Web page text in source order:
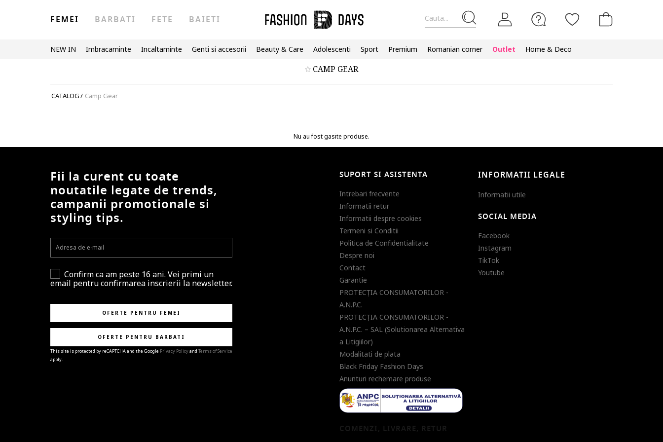
Cauta...
FEMEI BARBATI FETE BAIETI
NEW IN Imbracaminte Incaltaminte Genti si accesorii Beauty & Care Adolescenti Sport Premium Romanian corner Outlet Home & Deco
CAMP GEAR
CATALOG/ Camp Gear
Nu au fost gasite produse.
Fii la curent cu toate
noutatile legate de trends,
campanii promotionale si
styling tips.
Confirm ca am peste 16 ani. Vei primi un
email pentru confirmarea inscrierii la newsletter.
OFERTE PENTRU FEMEI
OFERTE PENTRU BARBATI
This site is protected by reCAPTCHA and the Google Privacy Policyand Terms of Service
apply.
SUPORT SI ASISTENTA
Intrebari frecvente
Informatii retur
Informatii despre cookies
Termeni si Conditii
Politica de Confidentialitate
Despre noi
Contact
Garantie
PROTECŢIA CONSUMATORILOR -
A.N.P.C.
PROTECŢIA CONSUMATORILOR -
A.N.P.C. – SAL (Solutionarea Alternativa
a Litigiilor)
Modalitati de plata
Black Friday Fashion Days
Anunturi rechemare produse
COMENZI, LIVRARE, RETUR
INFORMATII LEGALE
Informatii utile
SOCIAL MEDIA
Facebook
Instagram
TikTok
Youtube